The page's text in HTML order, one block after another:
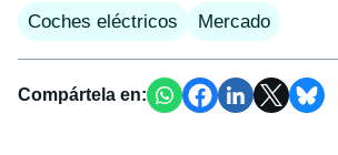
Coches eléctricos Mercado
Compártela en: